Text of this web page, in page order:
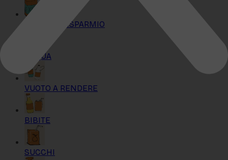
KIT MAXI RISPARMIO
ACQUA
VUOTO A RENDERE
BIBITE
SUCCHI